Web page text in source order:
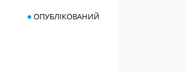
ОПУБЛІКОВАНИЙ